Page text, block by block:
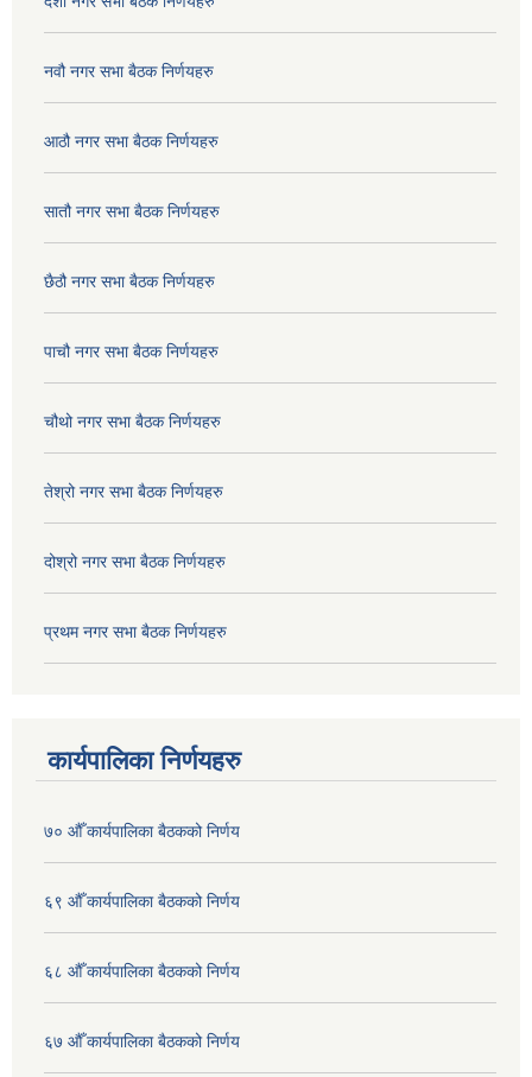
नवौ नगर सभा बैठक निर्णयहरु
आठौ नगर सभा बैठक निर्णयहरु
सातौ नगर सभा बैठक निर्णयहरु
छैठौ नगर सभा बैठक निर्णयहरु
पाचौ नगर सभा बैठक निर्णयहरु
चौथो नगर सभा बैठक निर्णयहरु
तेश्रो नगर सभा बैठक निर्णयहरु
दोश्रो नगर सभा बैठक निर्णयहरु
प्रथम नगर सभा बैठक निर्णयहरु
कार्यपालिका निर्णयहरु
७० औँ कार्यपालिका बैठकको निर्णय
६९ औँ कार्यपालिका बैठकको निर्णय
६८ औँ कार्यपालिका बैठकको निर्णय
६७ औँ कार्यपालिका बैठकको निर्णय